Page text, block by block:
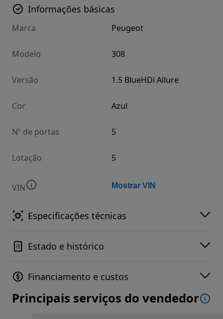
Informações básicas
Marca Peugeot
Modelo 308
Versão 1.5 BlueHDi Allure
Cor Azul
Nº de portas 5
Lotação 5
VIN Mostrar VIN
Especificações técnicas
Estado e histórico
Financiamento e custos
Principais serviços do vendedor